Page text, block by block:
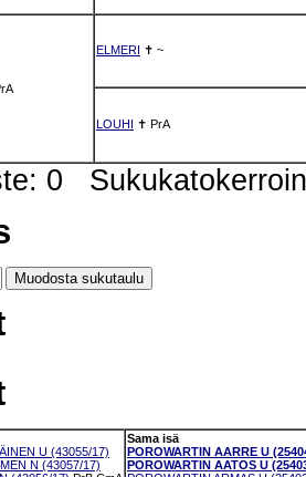
ELMERI ✝ ~
LOUHI ✝ PrA
0
U (43055/17)
N (43057/17)
Sama isä
POROWARTIN AARRE U
POROWARTIN AATOS U